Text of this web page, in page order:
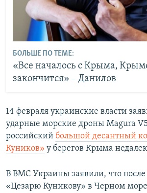
БОЛЬШЕ ПО ТЕМЕ:
«Все началось с Крыма,
закончится» – Данилов
14 февраля украинские власти
ударные морские дроны Magura
российский большой десантный
Куников» у берегов Крыма
В ВМС Украины заявили, что после
«Цезарю Куникову» в Черном море